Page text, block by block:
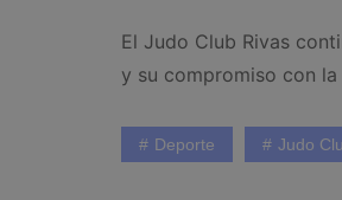
El Judo Club Rivas
y su compromiso con
Deporte Judo